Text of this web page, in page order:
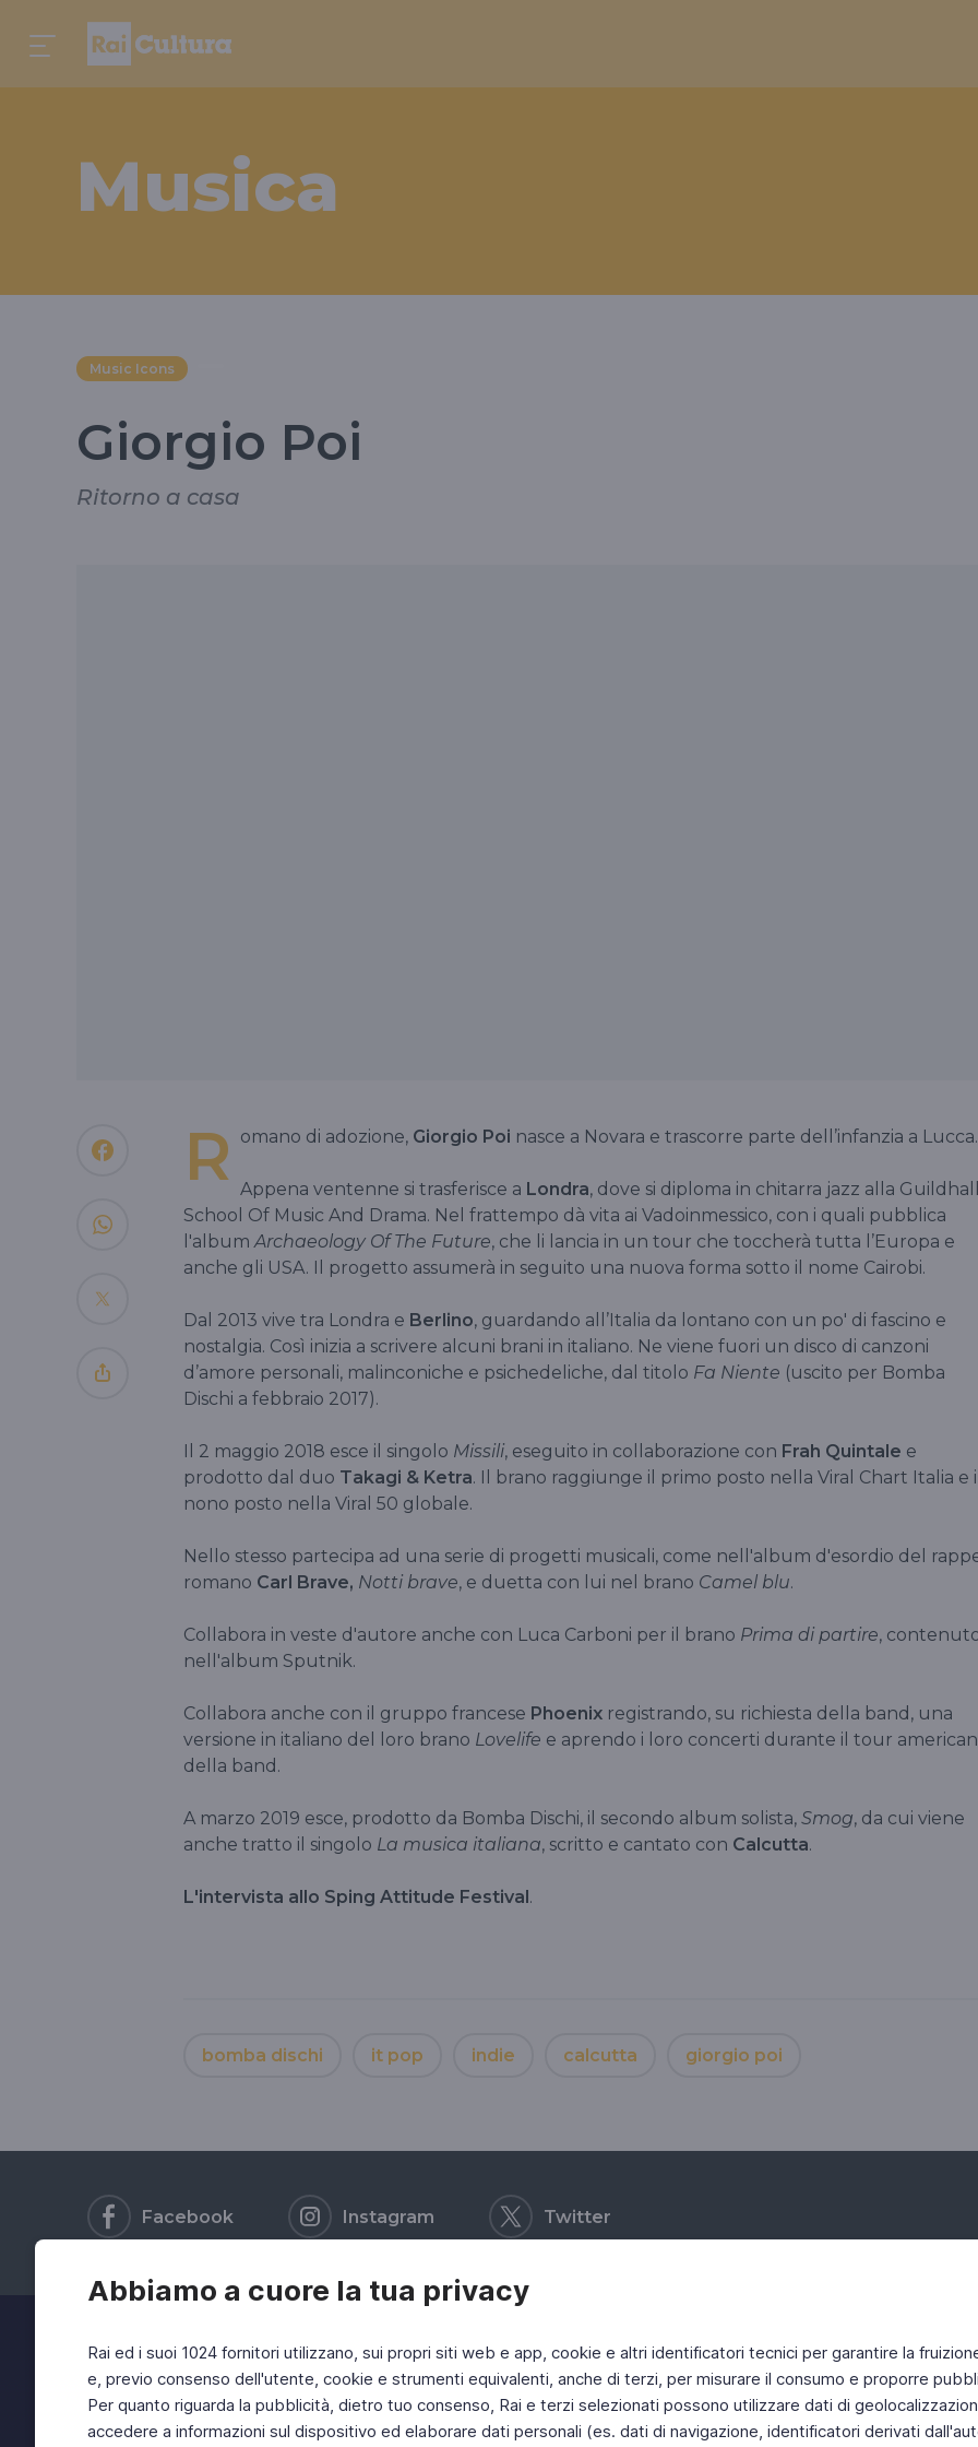
Abbiamo a cuore la tua privacy
Rai ed i suoi 1024 fornitori utilizzano, sui propri siti web e app, cookie e altri identificatori tecnici per garantire la
e, previo consenso dell'utente, cookie e strumenti equivalenti, anche di terzi, per misurare il consumo e proporre
Per quanto riguarda la pubblicità, dietro tuo consenso, Rai e terzi selezionati possono utilizzare dati di
accedere a informazioni sul dispositivo ed elaborare dati personali (es. dati di navigazione, identificatori derivati
Musica
Music Icons
Giorgio Poi
Ritorno a casa
R omano di adozione, Giorgio Poi nasce a Novara e trascorre parte dell’infanzia a Lucca.
Appena ventenne si trasferisce a Londra, dove si diploma in chitarra jazz alla Guildhall
School Of Music And Drama. Nel frattempo dà vita ai Vadoinmessico, con i quali pubblica
l'albumArchaeology Of The Future, che li lancia in un tour che toccherà tutta l’Europa e
anche gli USA. Il progetto assumerà in seguito una nuova forma sotto il nome Cairobi.
Dal 2013 vive tra Londra e Berlino, guardando all’Italia da lontano con un po' di fascino e
nostalgia. Così inizia a scrivere alcuni brani in italiano. Ne viene fuori un disco di canzoni
d’amore personali, malinconiche e psichedeliche, dal titolo Fa Niente (uscito per Bomba
Dischi a febbraio 2017).
Il 2 maggio 2018 esce il singolo Missili, eseguito in collaborazione con Frah Quintale e
prodotto dal duo Takagi & Ketra. Il brano raggiunge il primo posto nella Viral Chart Italia e il
nono posto nella Viral 50 globale.
Nello stesso partecipa ad una serie di progetti musicali, come nell'album d'esordio del
romano Carl Brave, Notti brave, e duetta con lui nel brano Camel blu.
Collabora in veste d'autore anche con Luca Carboni per il brano Prima di partire,
nell'album Sputnik.
Collabora anche con il gruppo francese Phoenix registrando, su richiesta della band, una
versione in italiano del loro brano Lovelife e aprendo i loro concerti durante il tour
della band.
A marzo 2019 esce, prodotto da Bomba Dischi, il secondo album solista, Smog, da cui viene
anche tratto il singolo La musica italiana, scritto e cantato con Calcutta.
L'intervista allo Sping Attitude Festival.
bomba dischi it pop indie calcutta giorgio poi
Facebook Instagram Twitter